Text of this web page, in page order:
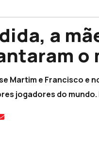
a
o
Martim e Francisco e
jogadores do